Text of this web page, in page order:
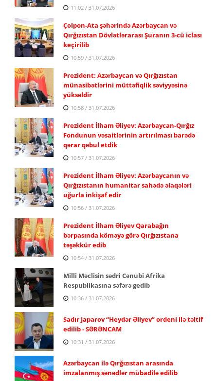
11:02 / 31.07.2026
Çolpon-Ata şəhərində Azərbaycan və
Qırğızıstan Dövlətlərarası Şuranın 3-cü iclası
keçirilib
10:59 / 31.07.2026
Prezident: Azərbaycan və Qırğızıstan
münasibətlərini müttəfiqlik səviyyəsinə
yüksəldir
10:58 / 31.07.2026
Prezident İlham Əliyev: Azərbaycan-Qırğız
Fondunun vəsaitlərinin artırılması barədə
qərar qəbul etdik
10:57 / 31.07.2026
Prezident İlham Əliyev: Azərbaycanın və
Qırğızıstanın humanitar sahədə əlaqələri
uğurla inkişaf edir
10:56 / 31.07.2026
Prezident İlham Əliyev Qarabağın
bərpasında köməyə görə Qırğızıstana
təşəkkür edib
10:54 / 31.07.2026
Milli Məclisin sədri Cənubi Afrika
Respublikasına səfərə gedib
10:36 / 31.07.2026
Sadır Japarov “Heydər Əliyev” ordeni ilə təltif
edilib - SƏRƏNCAM
10:31 / 31.07.2026
Azərbaycan ilə Qırğızıstan arasında
imzalanmış sənədlər mübadilə edilib